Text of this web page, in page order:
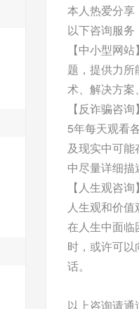
本人热爱分享
以下咨询服务
【中小型网
题，提供力
术、解决方案
【反诈骗咨
5年每天观看
及现实中可
中尽量详细描
【人生观咨
人生观和价
在人生中面临
时，或许可
话。
以上咨询请